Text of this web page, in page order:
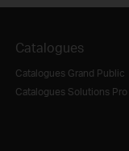
Catalogues
Catalogues Grand Public
Catalogues Solutions Pro